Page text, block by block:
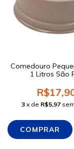
Comedouro
1 Litros São
3 x de R$5,97